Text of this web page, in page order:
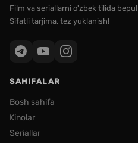
Film va seriallarni o'zbek tilida
Sifatli tarjima, tez yuklanish!
SAHIFALAR
Bosh sahifa
Kinolar
Seriallar